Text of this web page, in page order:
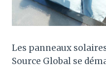
Les panneaux
Source Global se